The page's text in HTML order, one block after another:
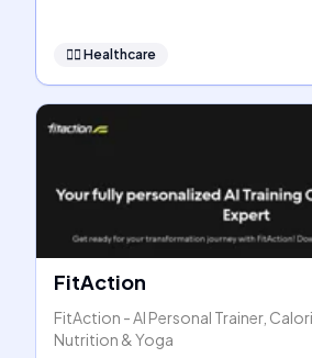
👩‍⚕️ Healthcare
FitAction
FitAction - AI Personal Trainer,
Nutrition & Yoga